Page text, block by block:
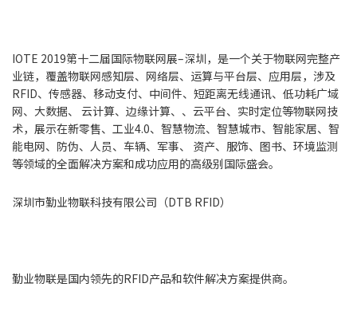
IOTE 2019第十二届国际物联网展–深圳，是一个关于物联网完整产
业链，覆盖物联网感知层、网络层、运算与平台层、应用层，涉及
RFID、传感器、移动支付、中间件、短距离无线通讯、低功耗广域
网、大数据、 云计算、边缘计算、、云平台、实时定位等物联网技
术，展示在新零售、工业4.0、智慧物流、智慧城市、智能家居、智
能电网、防伪、人员、车辆、军事、 资产、服饰、图书、环境监测
等领域的全面解决方案和成功应用的高级别国际盛会。
深圳市勤业物联科技有限公司（DTB RFID）
勤业物联是国内领先的RFID产品和软件解决方案提供商。